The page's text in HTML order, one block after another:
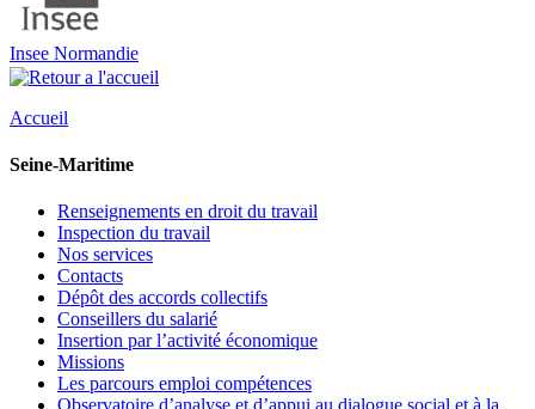
Insee Normandie
Accueil
Seine-Maritime
Renseignements en droit du travail
Inspection du travail
Nos services
Contacts
Dépôt des accords collectifs
Conseillers du salarié
Insertion par l’activité économique
Missions
Les parcours emploi compétences